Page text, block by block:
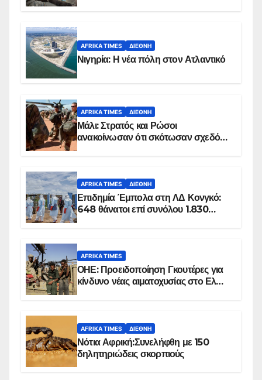
AFRIKA TIMES ΔΙΕΘΝΉ
Νιγηρία: Η νέα πόλη στον Ατλαντικό
AFRIKA TIMES ΔΙΕΘΝΉ
Μάλι: Στρατός και Ρώσοι
ανακοίνωσαν ότι σκότωσαν σχεδόν
AFRIKA TIMES ΔΙΕΘΝΉ
Επιδημία Έμπολα στη ΛΔ Κονγκό:
648 θάνατοι επί συνόλου 1.830
AFRIKA TIMES
ΟΗΕ: Προειδοποίηση Γκουτέρες για
κίνδυνο νέας αιματοχυσίας στο Ελ
AFRIKA TIMES ΔΙΕΘΝΉ
Νότια Αφρική:Συνελήφθη με 150
δηλητηριώδεις σκορπιούς